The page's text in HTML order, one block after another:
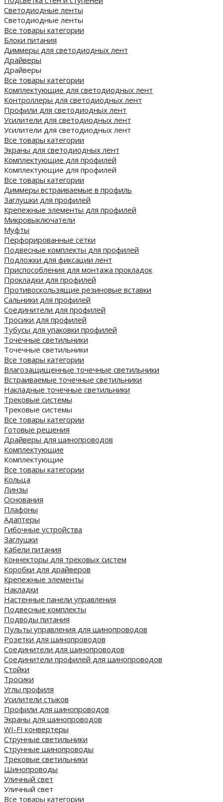
Светодиодные ленты
Светодиодные ленты
Все товары категории
Блоки питания
Диммеры для светодиодных лент
Драйверы
Драйверы
Все товары категории
Комплектующие для светодиодных лент
Контроллеры для светодиодных лент
Профили для светодиодных лент
Усилители для светодиодных лент
Усилители для светодиодных лент
Все товары категории
Экраны для светодиодных лент
Комплектующие для профилей
Комплектующие для профилей
Все товары категории
Диммеры встраиваемые в профиль
Заглушки для профилей
Крепежные элементы для профилей
Микровыключатели
Муфты
Перфорированные сетки
Подвесные комплекты для профилей
Подложки для фиксации лент
Приспособления для монтажа прокладок
Прокладки для профилей
Противоскользящие резиновые вставки
Сальники для профилей
Соединители для профилей
Тросики для профилей
Тубусы для упаковки профилей
Точечные светильники
Точечные светильники
Все товары категории
Влагозащищенные точечные светильники
Встраиваемые точечные светильники
Накладные точечные светильники
Трековые системы
Трековые системы
Все товары категории
Готовые решения
Драйверы для шинопроводов
Комплектующие
Комплектующие
Все товары категории
Кольца
Линзы
Основания
Плафоны
Адаптеры
Гибочные устройства
Заглушки
Кабели питания
Коннекторы для трековых систем
Коробки для драйверов
Крепежные элементы
Накладки
Настенные панели управления
Подвесные комплекты
Подводы питания
Пульты управления для шинопроводов
Розетки для шинопроводов
Соединители для шинопроводов
Соединители профилей для шинопроводов
Стойки
Тросики
Углы профиля
Усилители стыков
Профили для шинопроводов
Экраны для шинопроводов
WI-FI конвертеры
Струнные светильники
Струнные шинопроводы
Трековые светильники
Шинопроводы
Уличный свет
Уличный свет
Все товары категории